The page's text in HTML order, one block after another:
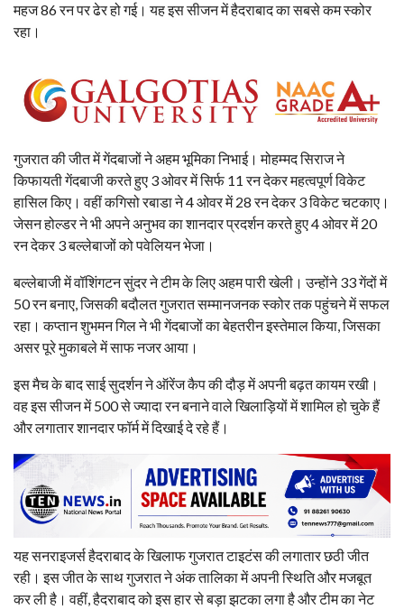
महज 86 रन पर ढेर हो गई। यह इस सीजन में हैदराबाद का सबसे कम स्कोर
रहा।
गुजरात की जीत में गेंदबाजों ने अहम भूमिका निभाई। मोहम्मद सिराज ने
किफायती गेंदबाजी करते हुए 3 ओवर में सिर्फ 11 रन देकर महत्वपूर्ण विकेट
हासिल किए। वहीं कगिसो रबाडा ने 4 ओवर में 28 रन देकर 3 विकेट चटकाए।
जेसन होल्डर ने भी अपने अनुभव का शानदार प्रदर्शन करते हुए 4 ओवर में 20
रन देकर 3 बल्लेबाजों को पवेलियन भेजा।
बल्लेबाजी में वॉशिंगटन सुंदर ने टीम के लिए अहम पारी खेली। उन्होंने 33 गेंदों में
50 रन बनाए, जिसकी बदौलत गुजरात सम्मानजनक स्कोर तक पहुंचने में सफल
रहा। कप्तान शुभमन गिल ने भी गेंदबाजों का बेहतरीन इस्तेमाल किया, जिसका
असर पूरे मुकाबले में साफ नजर आया।
इस मैच के बाद साई सुदर्शन ने ऑरेंज कैप की दौड़ में अपनी बढ़त कायम रखी।
वह इस सीजन में 500 से ज्यादा रन बनाने वाले खिलाड़ियों में शामिल हो चुके हैं
और लगातार शानदार फॉर्म में दिखाई दे रहे हैं।
यह सनराइजर्स हैदराबाद के खिलाफ गुजरात टाइटंस की लगातार छठी जीत
रही। इस जीत के साथ गुजरात ने अंक तालिका में अपनी स्थिति और मजबूत
कर ली है। वहीं, हैदराबाद को इस हार से बड़ा झटका लगा है और टीम का नेट